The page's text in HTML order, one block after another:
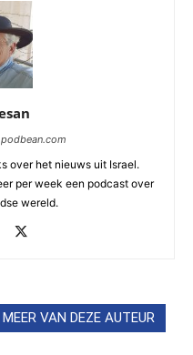
over het nieuws uit Israel.
per week een podcast over
wereld.
MEER VAN DEZE AUTEUR